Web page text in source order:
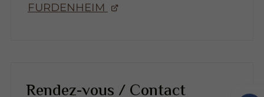
FURDENHEIM
Rendez-vous / Contact